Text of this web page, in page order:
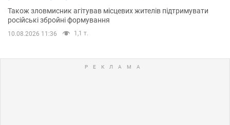
Також зловмисник агітував місцевих жителів підтримувати
російські збройні формування
10.08.2026 11:36 1,1 т.